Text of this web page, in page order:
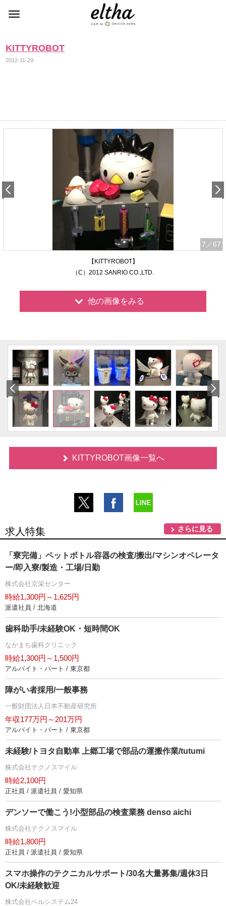
KITTYROBOT
2012-11-29
7 ／67
【KITTYROBOT】
（C）2012 SANRIO CO.,LTD.
他の画像をみる
KITTYROBOT画像一覧へ
求人特集 さらに見る
「寮完備」ペットボトル容器の検査/搬出/マシンオペレータ
ー/即入寮/製造・工場/日勤
株式会社京栄センター
時給1,300円～1,625円
派遣社員 / 北海道
歯科助手/未経験OK・短時間OK
なかまち歯科クリニック
時給1,300円～1,500円
アルバイト・パート / 東京都
障がい者採用/一般事務
一般財団法人日本不動産研究所
年収177万円～201万円
アルバイト・パート / 東京都
未経験/トヨタ自動車 上郷工場で部品の運搬作業/tutumi
株式会社テクノスマイル
時給2,100円
正社員 / 派遣社員 / 愛知県
デンソーで働こう!小型部品の検査業務 denso aichi
株式会社テクノスマイル
時給1,800円
正社員 / 派遣社員 / 愛知県
スマホ操作のテクニカルサポート/30名大量募集/週休3日
OK/未経験歓迎
株式会社ベルシステム24